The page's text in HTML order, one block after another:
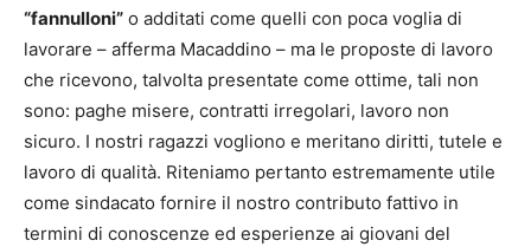
“fannulloni” o additati come quelli con poca voglia di
lavorare – afferma Macaddino – ma le proposte di lavoro
che ricevono, talvolta presentate come ottime, tali non
sono: paghe misere, contratti irregolari, lavoro non
sicuro. I nostri ragazzi vogliono e meritano diritti, tutele e
lavoro di qualità. Riteniamo pertanto estremamente utile
come sindacato fornire il nostro contributo fattivo in
termini di conoscenze ed esperienze ai giovani del